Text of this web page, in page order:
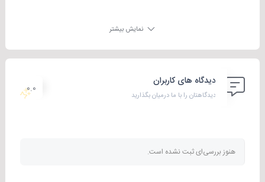
دوره ارز دیجیتال داوود استقامت
دوره داوود استقامت پرایس اکشن
نمایش بیشتر
دیدگاه های کاربران
دیدگاهتان را با ما درمیان بگذارید
0.0
هنوز بررسی‌ای ثبت نشده است.